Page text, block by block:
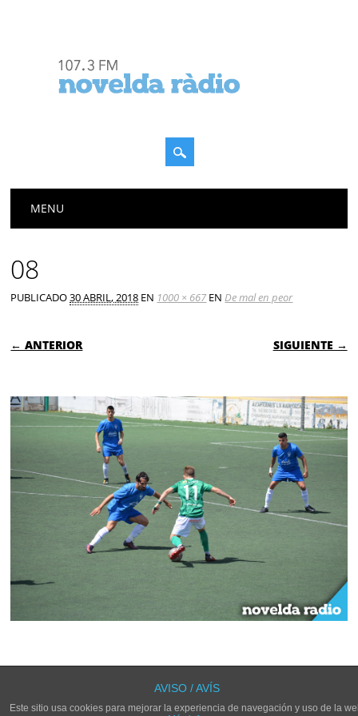
Menú principal
MENU
08
PUBLICADO30 ABRIL, 2018 EN 1000 × 667 ENDe mal en peor
← ANTERIOR SIGUIENTE →
LOS COMENTARIOS Y TRACKBACKS ESTÁN CERRADOS.
AVISO / AVÍS
Este sitio usa cookies para mejorar la experiencia de navegación y uso de la